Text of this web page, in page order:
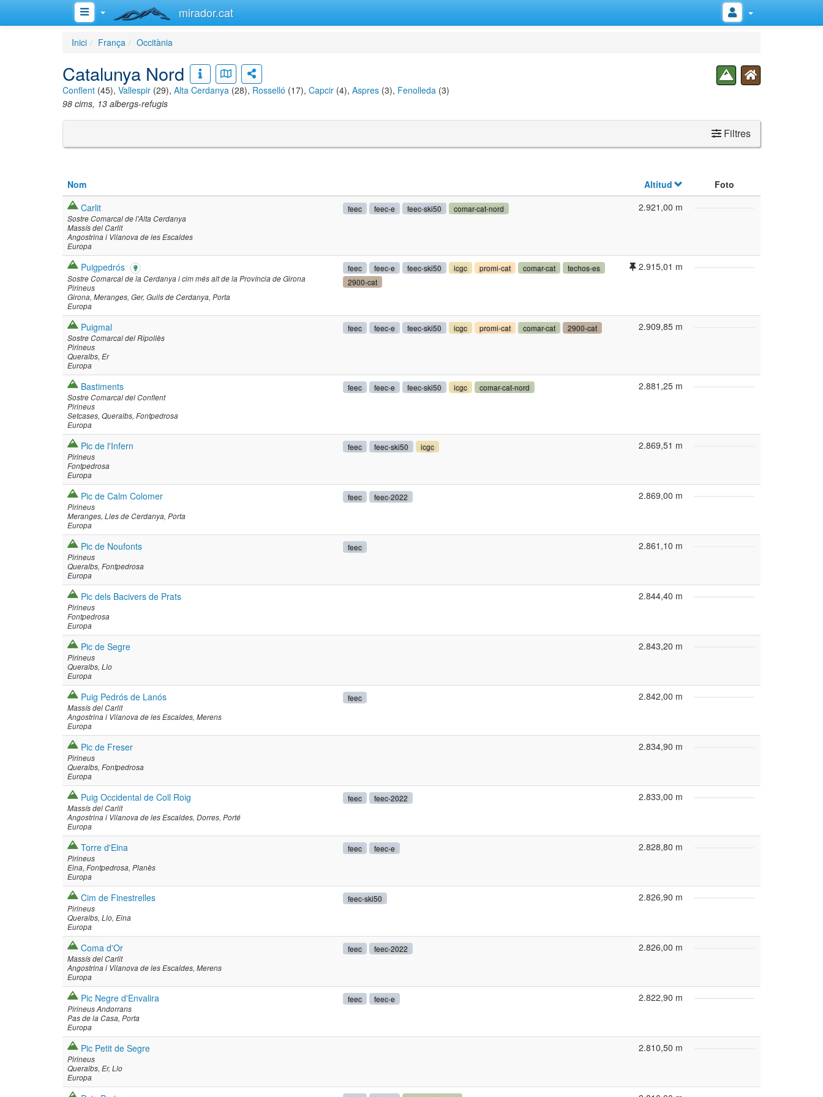
mirador.cat
Inici França Occitània
Catalunya Nord
Conflent (45), Vallespir (29), Alta Cerdanya (28), Rosselló (17), Capcir (4), Aspres (3), Fenolleda (3)
98 cims, 13 albergs-refugis
Filtres
Nom Altitud
Foto
Carlit
Sostre Comarcal de l'Alta Cerdanya
Massís del Carlit
Angostrina i Vilanova de les Escaldes
Europa
feec feec-e feec-ski50 comar-cat-nord 2.921,00 m
Puigpedrós
Sostre Comarcal de la Cerdanya i cim més alt de la Província de Girona
Pirineus
Girona Meranges Ger Guils de Cerdanya Porta
Europa
feec feec-e feec-ski50 icgc promi-cat comar-cat
techos-es
2900-cat
2.915,01 m
Puigmal
Sostre Comarcal del Ripollès
Pirineus
Queralbs Er
Europa
feec feec-e feec-ski50 icgc promi-cat comar-cat 2900-cat 2.909,85 m
Bastiments
Sostre Comarcal del Conflent
Pirineus
Setcases Queralbs Fontpedrosa
Europa
feec feec-e feec-ski50 icgc comar-cat-nord 2.881,25 m
Pic de l'Infern
Pirineus
Fontpedrosa
Europa
feec feec-ski50 icgc 2.869,51 m
Pic de Calm Colomer
Pirineus
Meranges Lles de Cerdanya Porta
Europa
feec feec-2022 2.869,00 m
Pic de Noufonts
Pirineus
Queralbs Fontpedrosa
Europa
feec 2.861,10 m
Pic dels Bacivers de Prats
Pirineus
Fontpedrosa
Europa
2.844,40 m
Pic de Segre
Pirineus
Queralbs Llo
Europa
2.843,20 m
Puig Pedrós de Lanós
Massís del Carlit
Angostrina i Vilanova de les Escaldes Merens
Europa
feec 2.842,00 m
Pic de Freser
Pirineus
Queralbs Fontpedrosa
Europa
2.834,90 m
Puig Occidental de Coll Roig
Massís del Carlit
Angostrina i Vilanova de les Escaldes Dorres Porté
Europa
feec feec-2022 2.833,00 m
Torre d'Eina
Pirineus
Eina Fontpedrosa Planès
Europa
feec feec-e 2.828,80 m
Cim de Finestrelles
Pirineus
Queralbs Llo Eina
Europa
feec-ski50 2.826,90 m
Coma d'Or
Massís del Carlit
Angostrina i Vilanova de les Escaldes Merens
Europa
feec feec-2022 2.826,00 m
Pic Negre d'Envalira
Pirineus Andorrans
Pas de la Casa Porta
Europa
feec feec-e 2.822,90 m
Pic Petit de Segre
Pirineus
Queralbs Er Llo
Europa
2.810,50 m